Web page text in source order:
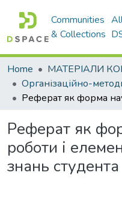
Communities
& Collections
Home
Реферат як
роботи і
знань студента